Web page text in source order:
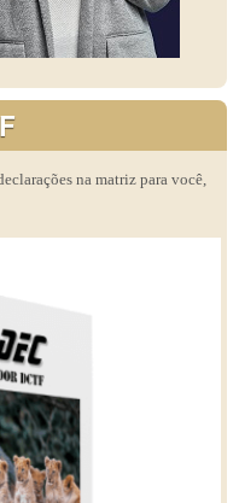
na matriz para você,